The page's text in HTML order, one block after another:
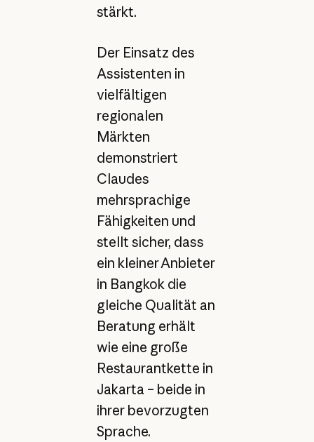
stärkt.
Der Einsatz des
Assistenten in
vielfältigen
regionalen
Märkten
demonstriert
Claudes
mehrsprachige
Fähigkeiten und
stellt sicher, dass
ein kleiner Anbieter
in Bangkok die
gleiche Qualität an
Beratung erhält
wie eine große
Restaurantkette in
Jakarta – beide in
ihrer bevorzugten
Sprache.